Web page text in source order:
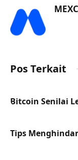
Pos Terkait
Bitcoin Senilai
Tips